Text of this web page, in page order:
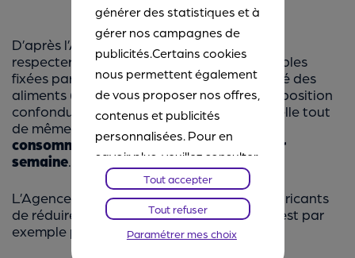
D’après l’ANSES, 99 % de la population
respecterait les doses journalières admissibles
fixées par l’Autorité européenne de sécurité des
aliments (EFSA). Cela, toutes sources d’exposition
confondues (eau, alimentation). Elle rappelle tout
de même aux consommateurs de
consommer plus 150 g de charcuterie par
semaine
L’Agence recommande également aux fabricants
de réduire l’utilisation d’additifs nitrités. C’est par
exemple possible :
générer des statistiques et à
gérer nos campagnes de
publicités.Certains cookies
nous permettent également
de vous proposer nos offres,
contenus et publicités
personnalisées. Pour en
savoir plus, veuillez consulter
notre
Chartes Cookies
. Vous
pourrez à tout moment
paramétrer vos choix et
refuser certains cookies.
Tout accepter
Tout refuser
Paramétrer mes choix